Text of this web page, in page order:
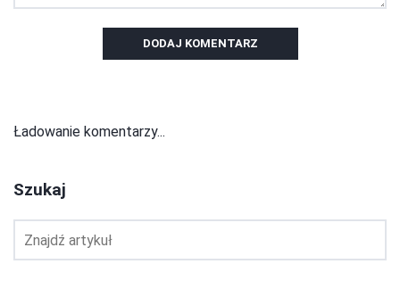
DODAJ KOMENTARZ
Ładowanie komentarzy...
Szukaj